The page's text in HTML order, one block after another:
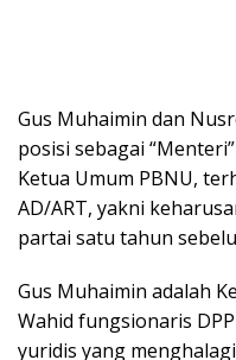
Gus Muhaimin dan
posisi sebagai
Ketua Umum PBNU,
AD/ART, yakni
partai satu tahun
Gus Muhaimin adalah
Wahid fungsionaris
yuridis yang